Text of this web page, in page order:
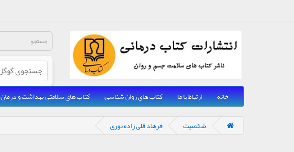
خانه ارتباط با ما کتاب های روان شناسی کتاب های سلامتی, بهداشت و درمان
شخصیت فرهاد قلی زاده نوری